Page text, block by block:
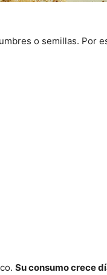
o semillas. Por
Su consumo crece